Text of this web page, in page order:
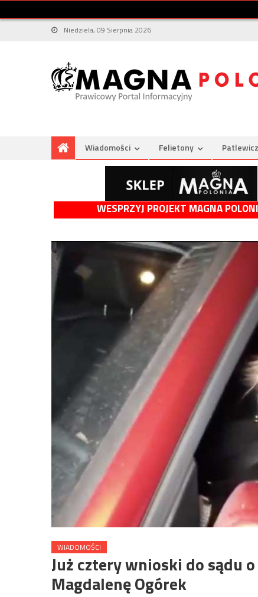
Niedziela, 09 Sierpnia 2026
Wiadomości Felietony
WESPRZYJ PROJEKT MAGNA
WIADOMOŚCI
Już cztery wnioski do sądu
Magdalenę Ogórek